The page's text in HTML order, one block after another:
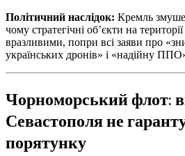
Політичний наслідок: Кремль
чому стратегічні об’єкти на
вразливими, попри всі заяви про
українських дронів» і «надійну
Чорноморський флот:
Севастополя не
порятунку